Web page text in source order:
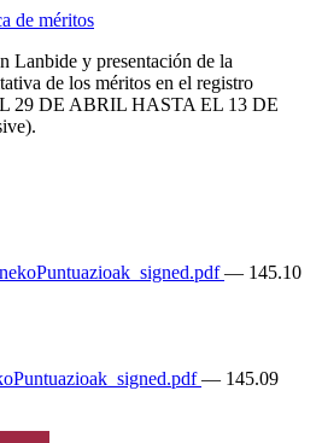
de méritos
Lanbide y presentación de la
de los méritos en el registro
29 DE ABRIL HASTA EL 13 DE
— 145.10
— 145.09